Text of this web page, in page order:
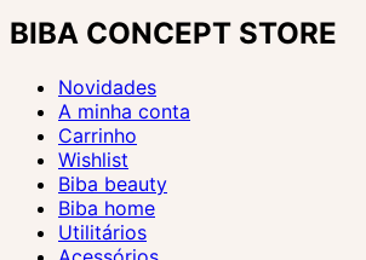
BIBA CONCEPT STORE
Novidades
A minha conta
Carrinho
Wishlist
Biba beauty
Biba home
Utilitários